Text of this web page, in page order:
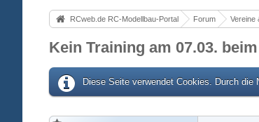
RCweb.de RC-Modellbau-Portal Forum Vereine
Kein Training am 07.03.
Diese Seite verwendet Cookies. Durch